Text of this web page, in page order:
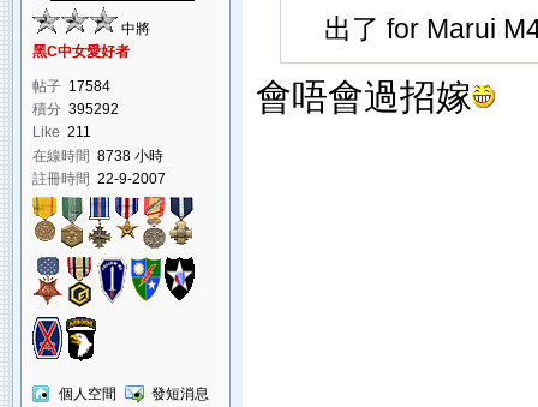
中將
黑C中女愛好者
帖子 17584
積分 395292
Like 211
在線時間 8738 小時
註冊時間 22-9-2007
個人空間
發短消息
出了 for Marui
會唔會過招嫁